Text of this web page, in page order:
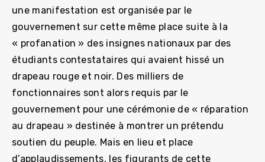
une manifestation est organisée par le
gouvernement sur cette même place suite à la
« profanation » des insignes nationaux par des
étudiants contestataires qui avaient hissé un
drapeau rouge et noir. Des milliers de
fonctionnaires sont alors requis par le
gouvernement pour une cérémonie de « réparation
au drapeau » destinée à montrer un prétendu
soutien du peuple. Mais en lieu et place
d’applaudissements, les figurants de cette